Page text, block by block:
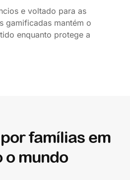
e voltado para as
gamificadas mantém o
enquanto protege a
famílias em
o mundo